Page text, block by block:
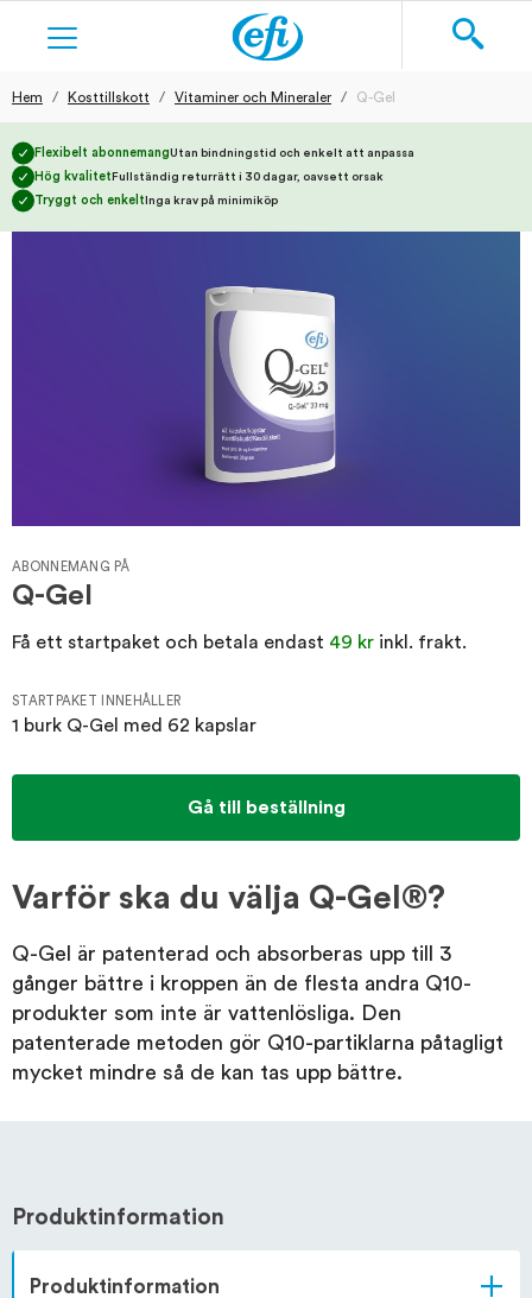
KOSTTILLSKOTT
HUDVÅRD
REGISTRERA DIG LOGGA IN
OM EFI AB
KUNDSERVICE
Sök
Hem Kosttillskott Vitaminer och Mineraler Q-Gel
Flexibelt abonnemangUtan bindningstid och enkelt att anpassa
Hög kvalitet Fullständig returrätt i 30 dagar, oavsett orsak
Tryggt och enkelt Inga krav på minimiköp
ABONNEMANG PÅ
Q-Gel
Få ett startpaket och betala endast 49 kr inkl. frakt.
STARTPAKET INNEHÅLLER
1 burk Q-Gel med 62 kapslar
Gå till beställning
Varför ska du välja Q-Gel®?
Q-Gel är patenterad och absorberas upp till 3
gånger bättre i kroppen än de flesta andra Q10-
produkter som inte är vattenlösliga. Den
patenterade metoden gör Q10-partiklarna påtagligt
mycket mindre så de kan tas upp bättre.
Produktinformation
Produktinformation